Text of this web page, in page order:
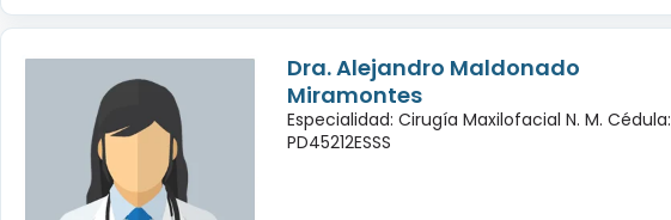
Dra. Alejandro Maldonado
Miramontes
Especialidad: Cirugía Maxilofacial N. M. Cédula:
PD45212ESSS